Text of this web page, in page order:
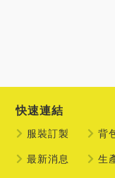
快速連結
服裝訂製 背
最新消息 生